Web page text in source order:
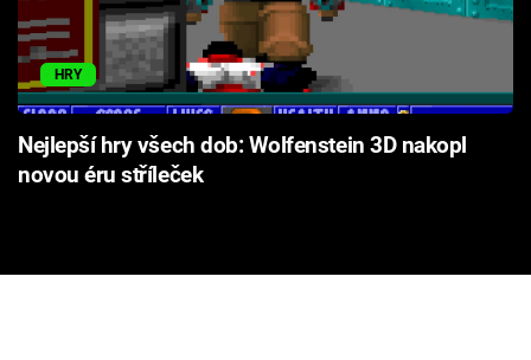
HRY
Nejlepší hry všech dob: Wolfenstein 3D nakopl
novou éru stříleček